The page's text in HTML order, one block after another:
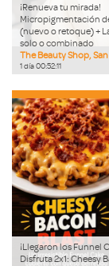
¡Renueva tu mirada!
Micropigmentación
(nuevo o retoque) +
solo o combinado
The Beauty Shop,
1día00:52:09
¡Llegaron los Funnel
Disfruta 2x1: Cheesy